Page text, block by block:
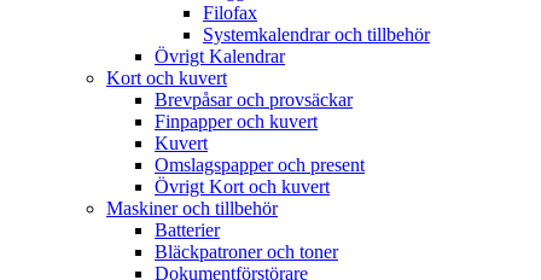
Filofax
Systemkalendrar och tillbehör
Övrigt Kalendrar
Kort och kuvert
Brevpåsar och provsäckar
Finpapper och kuvert
Kuvert
Omslagspapper och present
Övrigt Kort och kuvert
Maskiner och tillbehör
Batterier
Bläckpatroner och toner
Dokumentförstörare